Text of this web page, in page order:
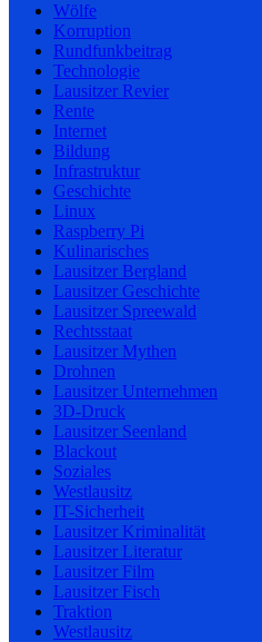
Wölfe
Korruption
Rundfunkbeitrag
Technologie
Lausitzer Revier
Rente
Internet
Bildung
Infrastruktur
Geschichte
Linux
Raspberry Pi
Kulinarisches
Lausitzer Bergland
Lausitzer Geschichte
Lausitzer Spreewald
Rechtsstaat
Lausitzer Mythen
Drohnen
Lausitzer Unternehmen
3D-Druck
Lausitzer Seenland
Blackout
Soziales
Westlausitz
IT-Sicherheit
Lausitzer Kriminalität
Lausitzer Literatur
Lausitzer Film
Lausitzer Fisch
Traktion
Westlausitz